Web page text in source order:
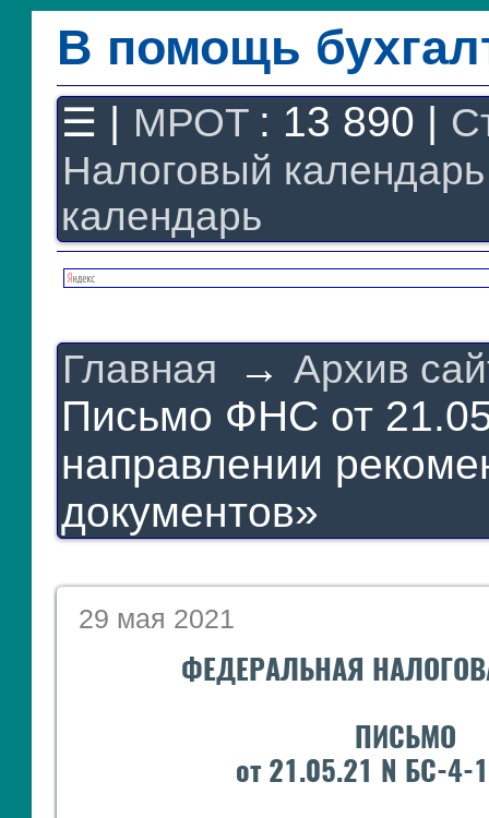
В помощь
☰ | МРОТ : 13 890 |
Налоговый календарь
календарь
F1 - Отчетность
План счетов
Справочник
Упрощенка
Договоры
Проводки
Обзоры
Бланки
ККТ
ЭДО
Главная → Архив
Письмо ФНС от
направлении
документов»
29 мая 2021
ФЕДЕРАЛЬНАЯ
ПИСЬМО
от 21.05.21 N БС-4-